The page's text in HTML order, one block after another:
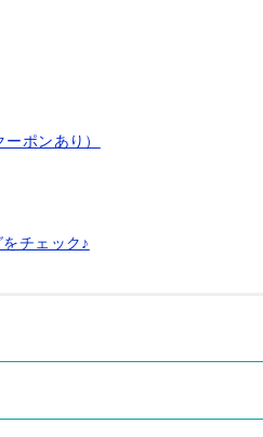
ポンあり）
チェック♪